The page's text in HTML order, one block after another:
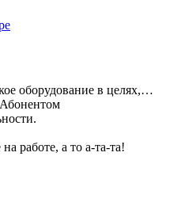
оборудование в целях,…
работе, а то а-та-та!